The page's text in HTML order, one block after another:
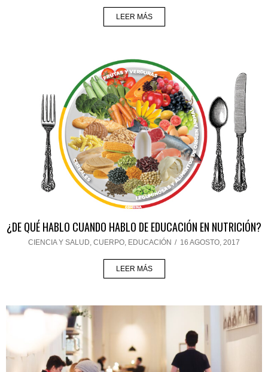
LEER MÁS
¿DE QUÉ HABLO CUANDO HABLO DE EDUCACIÓN EN NUTRICIÓN?
CIENCIA Y SALUD, CUERPO, EDUCACIÓN / 16 AGOSTO, 2017
LEER MÁS